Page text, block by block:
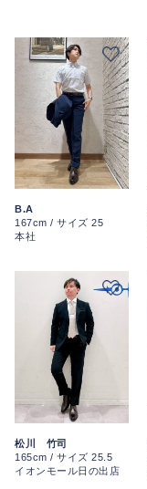
B.A
167cm / サイズ 25
本社
松川 竹司
165cm / サイズ 25.5
イオンモール日の出店